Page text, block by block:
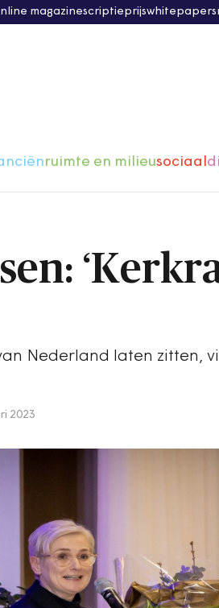
magazinescriptieprijswhitepapers
ruimte en milieusociaal
Nederland laten zitten,
2023